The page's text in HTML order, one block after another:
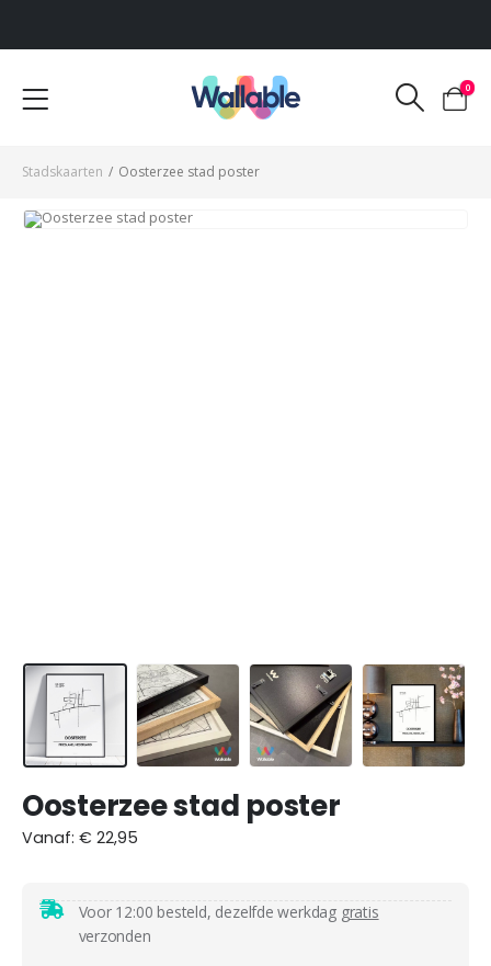
Voor 12:00 uur besteld, dezelfde werkdag verzonden
0
Stadskaarten / Oosterzee stad poster
Oosterzee stad poster
Vanaf: € 22,95
Voor 12:00 besteld, dezelfde werkdag gratis
verzonden